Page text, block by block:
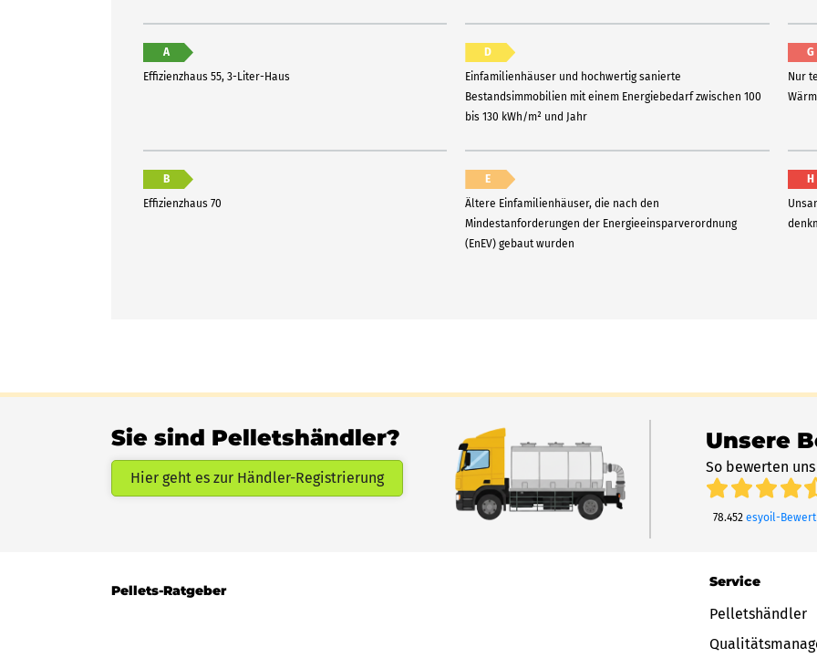
A
Effizienzhaus 55, 3-Liter-Haus
B
Effizienzhaus 70
D
Einfamilienhäuser und hochwertig sanierte
Bestandsimmobilien mit einem Energiebedarf zwischen 100
bis 130 kWh/m² und Jahr
E
Ältere Einfamilienhäuser, die nach den
Mindestanforderungen der Energieeinsparverordnung
(EnEV) gebaut wurden
G
Nur
H
Sie sind Pelletshändler?
Hier geht es zur Händler-Registrierung
Unsere
So bewerten
78.452 esyoil-
Pellets-Ratgeber
Service
Pelletshändler